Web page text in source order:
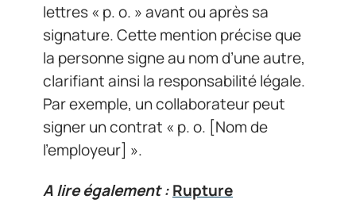
lettres « p. o. » avant ou après sa
signature. Cette mention précise que
la personne signe au nom d’une autre,
clarifiant ainsi la responsabilité légale.
Par exemple, un collaborateur peut
signer un contrat « p. o. [Nom de
l’employeur] ».
A lire également :Rupture